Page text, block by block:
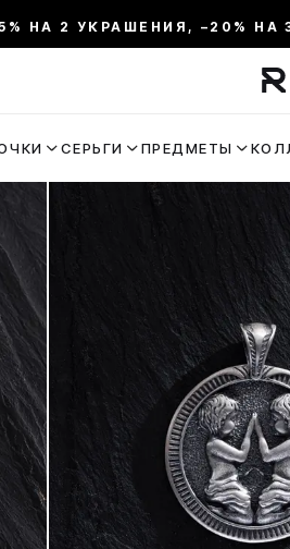
НА 2 УКРАШЕНИЯ, –20%
СЕРЬГИ ПРЕДМЕТЫ